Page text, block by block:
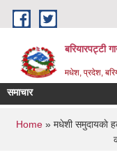
Skip to main content
बरियारपट्टी
मधेश, प्रदेश,
समाचार
You are
Home » मधेशी समुदायकाे